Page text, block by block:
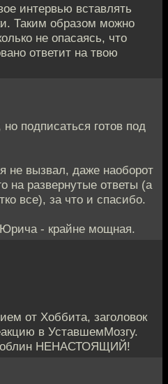
интервью вставлять
Таким образом можно
не опасаясь, что
ответит на твою
подписаться готов под
не вызвал, даже наоборот
на развернутые ответы (а
все), за что и спасибо.
- крайне мощная.
от Хоббита, заголовок
в УставшемМозгу.
НЕНАСТОЯЩИЙ!